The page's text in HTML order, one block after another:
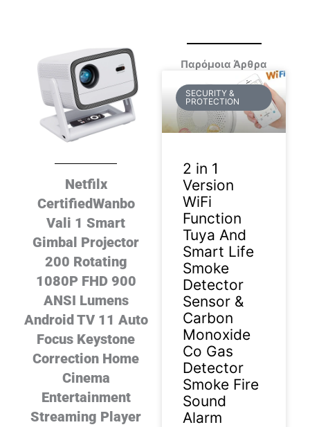
Netfilx
CertifiedWanbo
Vali 1 Smart
Gimbal Projector
200 Rotating
1080P FHD 900
ANSI Lumens
Android TV 11 Auto
Focus Keystone
Correction Home
Cinema
Entertainment
Streaming Player
Παρόμοια Άρθρα
SECURITY &
PROTECTION
2 in 1
Version
WiFi
Function
Tuya And
Smart Life
Smoke
Detector
Sensor &
Carbon
Monoxide
Co Gas
Detector
Smoke Fire
Sound
Alarm